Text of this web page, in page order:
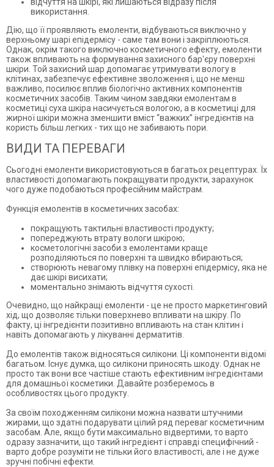
використання.
Дію, що її проявляють емоленти, відбуваються виключно у
верхньому шарі епідермісу - саме там вони і закріплюються.
Однак, окрім такого виключно косметичного ефекту, емоленти
також впливають на формування захисного бар'єру поверхні
шкіри. Той захисний шар допомагає утримувати вологу в
клітинах, забезпечує ефективне зволоження і, що не менш
важливо, посилює вплив біологічно активних компонентів
косметичних засобів. Таким чином завдяки емолентам в
косметиці суха шкіра насичується вологою, а в косметиці для
жирної шкіри можна зменшити вміст “важких” інгредієнтів на
користь більш легких - тих що не забивають пори.
ВИДИ ТА ПЕРЕВАГИ
Сьогодні емоленти використовуються в багатьох рецептурах. Їх
властивості допомагають покращувати продукти, зарахунок
чого дуже подобаються професійним майстрам.
Функція емолентів в косметичних засобах:
покращують тактильні властивості продукту;
попереджують втрату вологи шкірою;
косметологічні засоби з емолентами краще
розподіляються по поверхні та швидко вбираються;
створюють невагому плівку на поверхні епідермісу, яка не
дає шкірі висихати;
моментально знімають відчуття сухості.
Очевидно, що найкращі емоленти - це не просто маркетинговий
хід, що дозволяє тільки поверхнево впливати на шкіру. По
факту, ці інгредієнти позитивно впливають на стан клітин і
навіть допомагають у лікуванні дерматитів.
До емолентів також відносяться силікони. Ці компоненти відомі
багатьом. Існує думка, що силікони приносять шкоду. Однак не
просто так вони все частіше стають ефективним інгредієнтами
для домашньої косметики. Давайте розберемось в
особливостях цього продукту.
За своїм походженням силікони можна назвати штучними
жирами, що здатні подарувати цілий ряд переваг косметичним
засобам. Але, якщо бути максимально відвертими, то варто
одразу зазначити, що такий інгредієнт і справді специфічний -
варто добре розуміти не тільки його властивості, але і не дуже
зручні побічні ефекти.